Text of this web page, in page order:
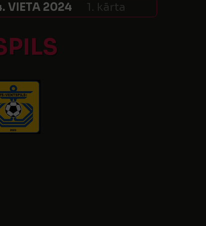
VIETA 2024 1. kārta